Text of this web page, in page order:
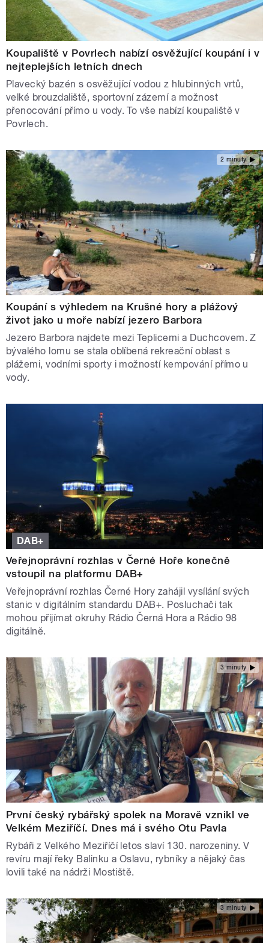
Koupaliště v Povrlech nabízí osvěžující koupání i v
nejteplejších letních dnech
Plavecký bazén s osvěžující vodou z hlubinných vrtů,
velké brouzdaliště, sportovní zázemí a možnost
přenocování přímo u vody. To vše nabízí koupaliště v
Povrlech.
2 minuty
Koupání s výhledem na Krušné hory a plážový
život jako u moře nabízí jezero Barbora
Jezero Barbora najdete mezi Teplicemi a Duchcovem. Z
bývalého lomu se stala oblíbená rekreační oblast s
plážemi, vodními sporty i možností kempování přímo u
vody.
DAB+
Veřejnoprávní rozhlas v Černé Hoře konečně
vstoupil na platformu DAB+
Veřejnoprávní rozhlas Černé Hory zahájil vysílání svých
stanic v digitálním standardu DAB+. Posluchači tak
mohou přijímat okruhy Rádio Černá Hora a Rádio 98
digitálně.
3 minuty
První český rybářský spolek na Moravě vznikl ve
Velkém Meziříčí. Dnes má i svého Otu Pavla
Rybáři z Velkého Meziříčí letos slaví 130. narozeniny. V
revíru mají řeky Balinku a Oslavu, rybníky a nějaký čas
lovili také na nádrži Mostiště.
3 minuty